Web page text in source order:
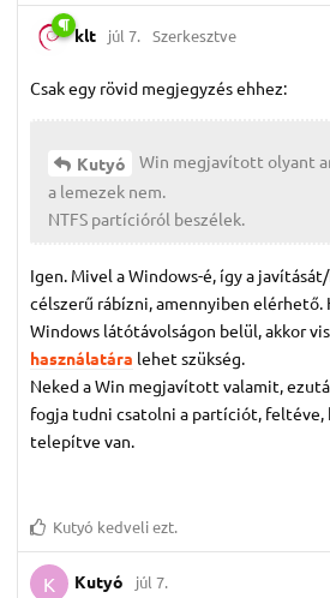
klt júl 7. Szerkesztve
Csak egy rövid megjegyzés ehhez:
Kutyó
Win megjavított olyant
a lemezek nem.
NTFS partícióról beszélek.
Igen. Mivel a Windows-é, így a
célszerű rábízni, amennyiben elérhető.
Windows látótávolságon belül, akkor
használatára lehet szükség.
Neked a Win megjavított valamit,
fogja tudni csatolni a partíciót, feltéve,
telepítve van.
Kutyó kedveli ezt.
K Kutyó júl 7.